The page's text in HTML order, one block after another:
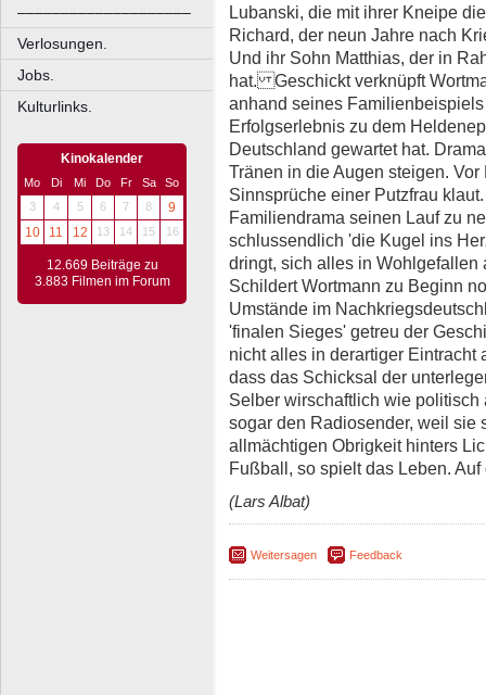
––––––––––––––––––––
Verlosungen.
Jobs.
Kulturlinks.
Kinokalender
Mo Di Mi Do Fr Sa
So
3
4 5 6 7 8
9
10
11 12 13 14 15 16
12.669 Beiträge zu
3.883 Filmen im Forum
Lubanski, die mit ihrer Kneipe
Richard, der neun Jahre nach
Und ihr Sohn Matthias, der in
hat. Geschickt verknüpft
anhand seines
Erfolgserlebnis zu dem
Deutschland gewartet hat.
Tränen in die Augen steigen.
Sinnsprüche einer Putzfrau
Familiendrama seinen Lauf zu
schlussendlich 'die Kugel ins
dringt, sich alles in Wohlgefallen
Schildert Wortmann zu Beginn
Umstände im
'finalen Sieges' getreu der
nicht alles in derartiger Eintracht
dass das Schicksal der
Selber wirschaftlich wie
sogar den Radiosender, weil sie
allmächtigen Obrigkeit hinters
Fußball, so spielt das Leben.
(Lars Albat)
Weitersagen Feedback